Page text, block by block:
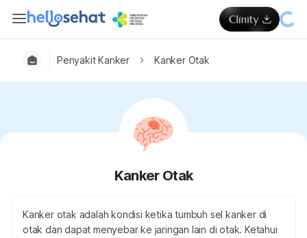
Penyakit Kanker Kanker Otak
Kanker Otak
Kanker otak adalah kondisi ketika tumbuh sel kanker di
otak dan dapat menyebar ke jaringan lain di otak. Ketahui